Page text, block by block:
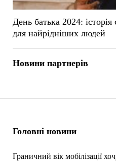
Головні новини
Граничний вік мобілізації
День батька 2024: історія
для найрідніших людей
Новини партнерів